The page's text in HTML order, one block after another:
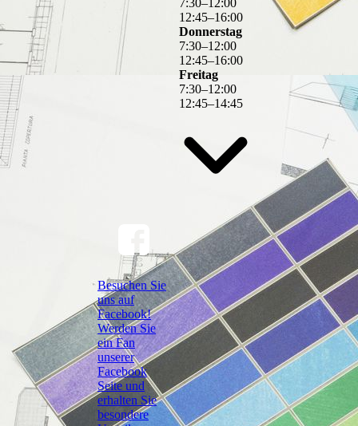
7:30–12:00
12:45–16:00
Donnerstag
7:30–12:00
12:45–16:00
Freitag
7:30–12:00
12:45–14:45
Besuchen Sie
uns auf
Facebook!
Werden Sie
ein Fan
unserer
Facebook
Seite und
erhalten Sie
besondere